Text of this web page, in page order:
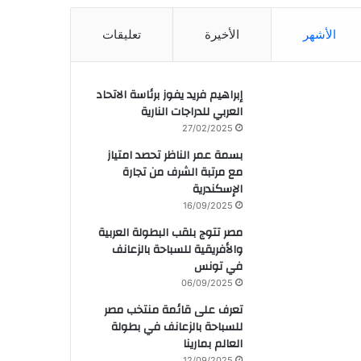
الأشهر الأخيرة تعليقات
إبراهيم فريد يفوز برئاسة الاتحاد
العربي للدراجات النارية
27/02/2025
بسمة عمر الناظر تحصد امتياز
مع مرتبة الشرف من تجارة
الإسكندرية
16/09/2025
مصر تتوج بلقب البطولة العربية
والأفريقية للسباحة بالزعانف
في تونس
06/09/2025
تعرف على قائمة منتخب مصر
للسباحة بالزعانف في بطولة
العالم بمارينا